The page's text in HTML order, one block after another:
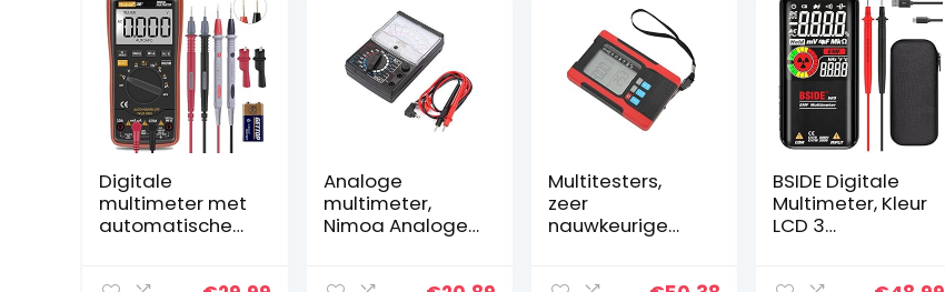
Digitale
multimeter met
automatische
Analoge
multimeter,
Nimoa Analoge
Multitesters,
zeer
nauwkeurige
BSIDE Digitale
Multimeter, Kleur
LCD 3